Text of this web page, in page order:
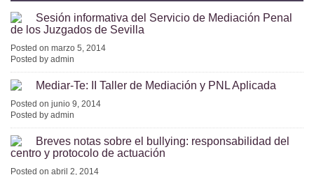
Sesión informativa del Servicio de Mediación Penal
de los Juzgados de Sevilla
Posted on marzo 5, 2014
Posted by admin
Mediar-Te: II Taller de Mediación y PNL Aplicada
Posted on junio 9, 2014
Posted by admin
Breves notas sobre el bullying: responsabilidad del
centro y protocolo de actuación
Posted on abril 2, 2014